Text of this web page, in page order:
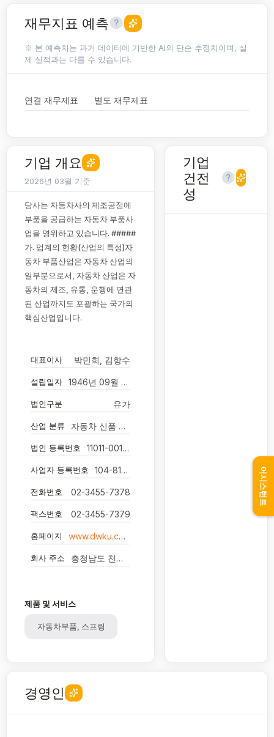
재무지표 예측
※ 본 예측치는 과거 데이터에 기반한 AI의 단순 추정치이며, 실
제 실적과는 다를 수 있습니다.
연결 재무제표 별도 재무제표
기업 개요
2026년 03월 기준
당사는 자동차사의 제조공정에
부품을 공급하는 자동차 부품사
업을 영위하고 있습니다. #####
가. 업계의 현황(산업의 특성)자
동차 부품산업은 자동차 산업의
일부분으로서, 자동차 산업은 자
동차의 제조, 유통, 운행에 연관
된 산업까지도 포괄하는 국가의
핵심산업입니다.
대표이사 박민희, 김항수
설립일자 1946년 09월 20일
법인구분 유가
산업 분류 자동차 신품 부품 제조업
법인 등록번호 11011-0015556
사업자 등록번호 104-81-15560
전화번호 02-3455-7378
팩스번호 02-3455-7379
홈페이지 www.dwku.com
회사 주소 충청남도 천안시 서북구 성거읍 오목모전길 117-8 대원강업주식회사
제품 및 서비스
자동차부품, 스프링
기업
건전
성
경영인
어시스턴트